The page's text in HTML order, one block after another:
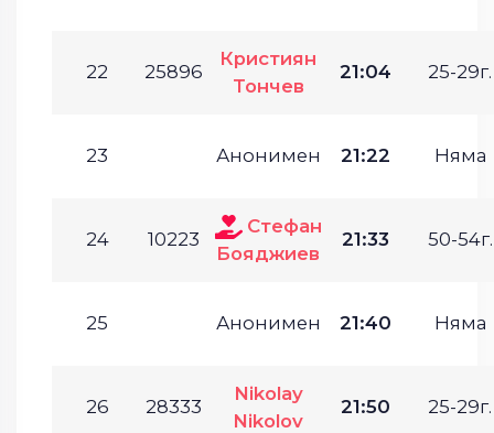
22 25896
Кристиян
Тончев
21:04 25-29г.
23 Анонимен 21:22 Няма
24 10223
Стефан
Бояджиев
21:33 50-54г.
25 Анонимен 21:40 Няма
26 28333
Nikolay
Nikolov
21:50 25-29г.